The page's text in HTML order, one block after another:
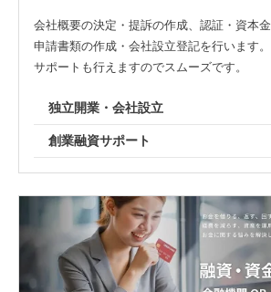
会社概要の決定・提訴の作成、認証・資本
申請書類の作成・会社設立登記を行います
サポートも行えますのでスムーズです。
独立開業・会社設立
創業融資サポート